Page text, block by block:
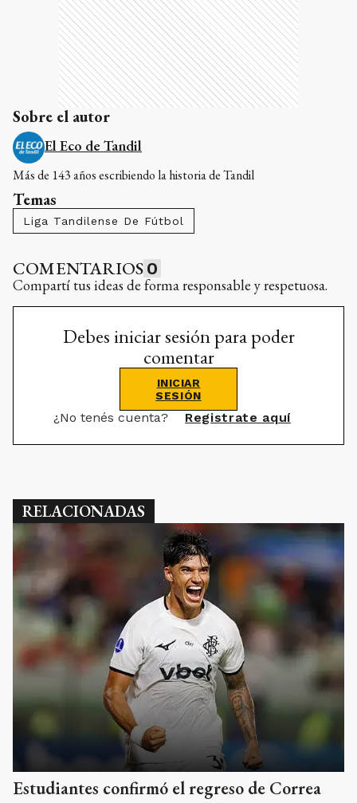
Sobre el autor
El Eco de Tandil
Más de 143 años escribiendo la historia de Tandil
Temas
Liga Tandilense De Fútbol
COMENTARIOS 0
Compartí tus ideas de forma responsable y respetuosa.
Debes iniciar sesión para poder
comentar
INICIAR
SESIÓN
¿No tenés cuenta? Registrate aquí
RELACIONADAS
Estudiantes confirmó el regreso de Correa